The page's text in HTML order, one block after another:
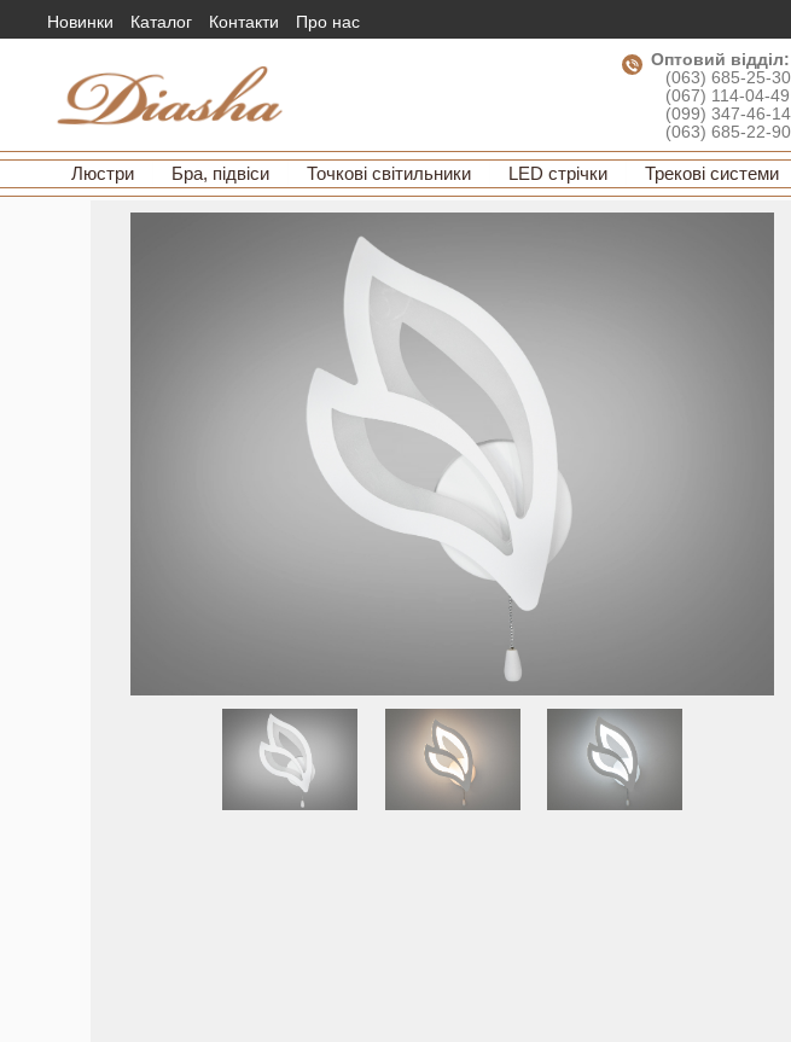
Новинки Каталог Контакти Про нас
Оптовий відділ:
(063) 685-25-30
(067) 114-04-49
(099) 347-46-14
(063) 685-22-90
Люстри Бра, підвіси Точкові світильники LED стрічки Трекові системи